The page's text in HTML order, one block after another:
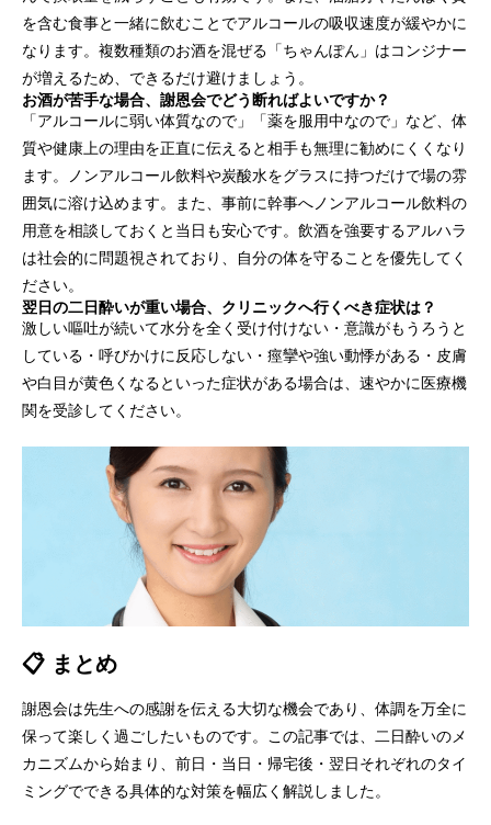
を含む食事と一緒に飲むことでアルコールの吸収速度が緩やかに
なります。複数種類のお酒を混ぜる「ちゃんぽん」はコンジナー
が増えるため、できるだけ避けましょう。
お酒が苦手な場合、謝恩会でどう断ればよいですか？
「アルコールに弱い体質なので」「薬を服用中なので」など、体
質や健康上の理由を正直に伝えると相手も無理に勧めにくくなり
ます。ノンアルコール飲料や炭酸水をグラスに持つだけで場の雰
囲気に溶け込めます。また、事前に幹事へノンアルコール飲料の
用意を相談しておくと当日も安心です。飲酒を強要するアルハラ
は社会的に問題視されており、自分の体を守ることを優先してく
ださい。
翌日の二日酔いが重い場合、クリニックへ行くべき症状は？
激しい嘔吐が続いて水分を全く受け付けない・意識がもうろうと
している・呼びかけに反応しない・痙攣や強い動悸がある・皮膚
や白目が黄色くなるといった症状がある場合は、速やかに医療機
関を受診してください。
📋 まとめ
謝恩会は先生への感謝を伝える大切な機会であり、体調を万全に
保って楽しく過ごしたいものです。この記事では、二日酔いのメ
カニズムから始まり、前日・当日・帰宅後・翌日それぞれのタイ
ミングでできる具体的な対策を幅広く解説しました。